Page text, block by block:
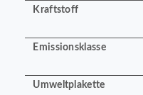
Kraftstoff
Emissionsklasse
Umweltplakette